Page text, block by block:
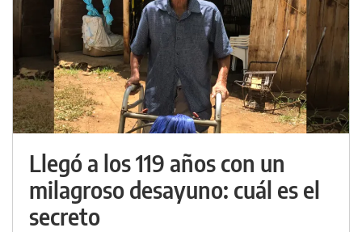
Llegó a los 119 años con un
milagroso desayuno: cuál es el
secreto